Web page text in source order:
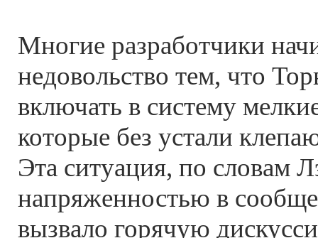
Многие разработчики
недовольство тем, что
включать в систему
которые без устали
Эта ситуация, по словам
напряженностью в
вызвало горячую